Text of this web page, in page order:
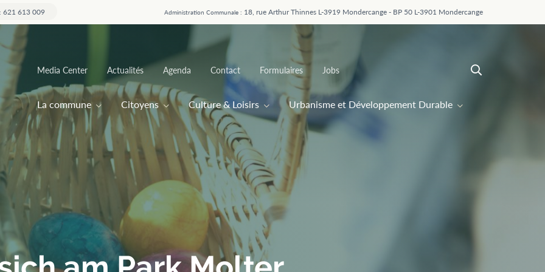
621 613 009 Administration Communale : 18, rue Arthur Thinnes L-3919 Mondercange - BP 50 L-3901 Mondercange
Main
navigation
La commune Citoyens Culture & Loisirs Urbanisme et Développement Durable
Top
menu
Media Center Actualités Agenda Contact Formulaires Jobs